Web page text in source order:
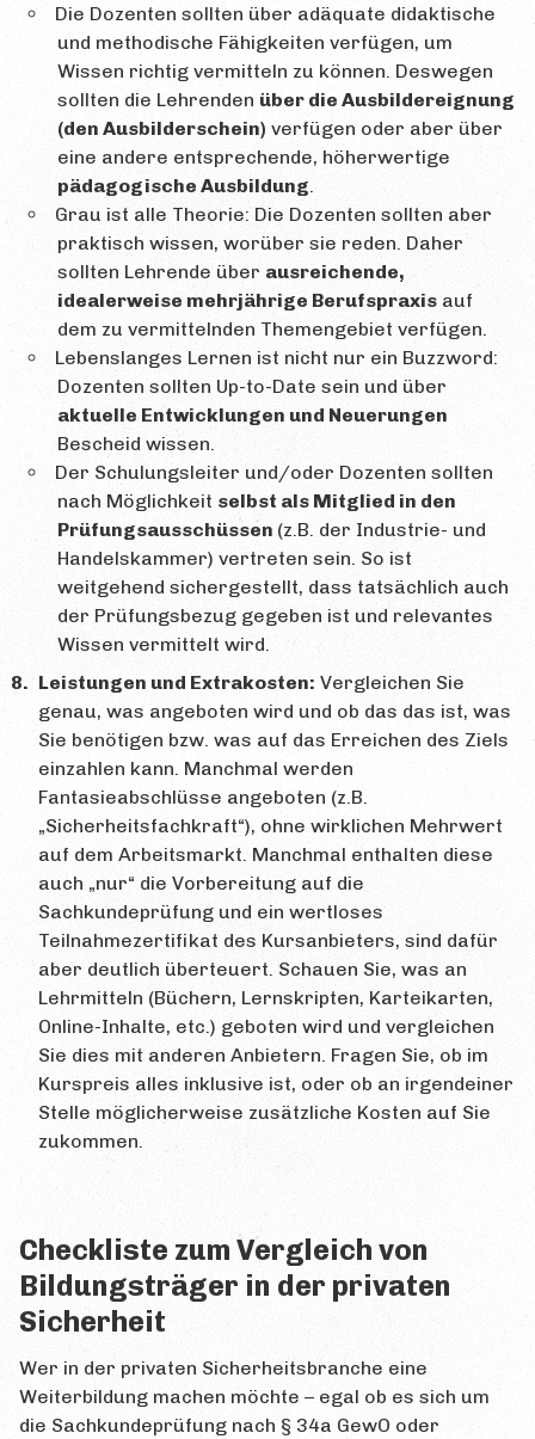
Die Dozenten sollten über adäquate didaktische
und methodische Fähigkeiten verfügen, um
Wissen richtig vermitteln zu können. Deswegen
sollten die Lehrenden über die Ausbildereignung
(den Ausbilderschein) verfügen oder aber über
eine andere entsprechende, höherwertige
pädagogische Ausbildung.
Grau ist alle Theorie: Die Dozenten sollten aber
praktisch wissen, worüber sie reden. Daher
sollten Lehrende über ausreichende,
idealerweise mehrjährige Berufspraxisauf
dem zu vermittelnden Themengebiet verfügen.
Lebenslanges Lernen ist nicht nur ein Buzzword:
Dozenten sollten Up-to-Date sein und über
aktuelle Entwicklungen und Neuerungen
Bescheid wissen.
Der Schulungsleiter und/oder Dozenten sollten
nach Möglichkeit selbst als Mitglied in den
Prüfungsausschüssen (z.B. der Industrie- und
Handelskammer) vertreten sein. So ist
weitgehend sichergestellt, dass tatsächlich auch
der Prüfungsbezug gegeben ist und relevantes
Wissen vermittelt wird.
Leistungen und Extrakosten: Vergleichen Sie
genau, was angeboten wird und ob das das ist, was
Sie benötigen bzw. was auf das Erreichen des Ziels
einzahlen kann. Manchmal werden
Fantasieabschlüsse angeboten (z.B.
„Sicherheitsfachkraft“), ohne wirklichen Mehrwert
auf dem Arbeitsmarkt. Manchmal enthalten diese
auch „nur“ die Vorbereitung auf die
Sachkundeprüfung und ein wertloses
Teilnahmezertifikat des Kursanbieters, sind dafür
aber deutlich überteuert. Schauen Sie, was an
Lehrmitteln (Büchern, Lernskripten, Karteikarten,
Online-Inhalte, etc.) geboten wird und vergleichen
Sie dies mit anderen Anbietern. Fragen Sie, ob im
Kurspreis alles inklusive ist, oder ob an irgendeiner
Stelle möglicherweise zusätzliche Kosten auf Sie
zukommen.
Checkliste zum Vergleich von
Bildungsträger in der privaten
Sicherheit
Wer in der privaten Sicherheitsbranche eine
Weiterbildung machen möchte – egal ob es sich um
die Sachkundeprüfung nach § 34a GewO oder